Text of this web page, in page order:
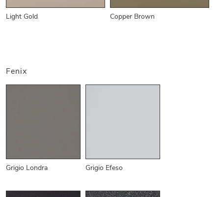
Light Gold Copper Brown
Fenix
Grigio Londra Grigio Efeso